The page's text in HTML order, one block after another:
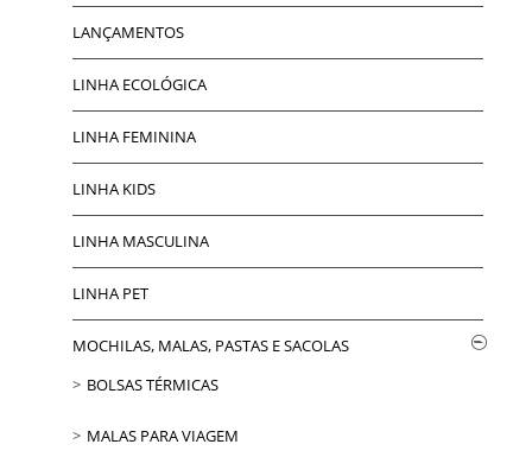
LANÇAMENTOS
LINHA ECOLÓGICA
LINHA FEMININA
LINHA KIDS
LINHA MASCULINA
LINHA PET
MOCHILAS, MALAS, PASTAS E SACOLAS
BOLSAS TÉRMICAS
MALAS PARA VIAGEM